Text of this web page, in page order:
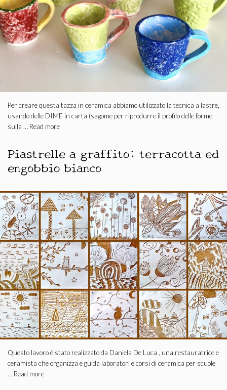
Per creare questa tazza in ceramica abbiamo utilizzato la tecnica a lastre,
usando delle DIME in carta (sagome per riprodurre il profilo delle forme
sulla … Read more
Piastrelle a graffito: terracotta ed
engobbio bianco
Questo lavoro è stato realizzato da Daniela De Luca , una restauratrice e
ceramista che organizza e guida laboratori e corsi di ceramica per scuole
… Read more